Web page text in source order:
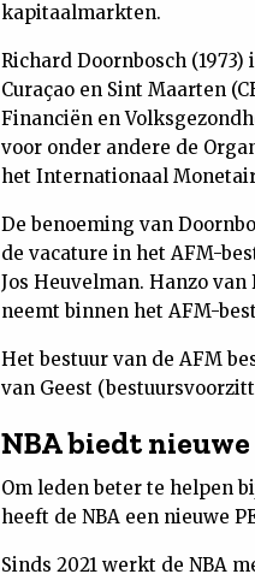
kapitaalmarkten.
Richard Doornbosch
Curaçao en Sint Maarten
Financiën en
voor onder andere de
het Internationaal
De benoeming van
de vacature in het AFM-
Jos Heuvelman. Hanzo
neemt binnen het AFM-
Het bestuur van de AFM
van Geest
NBA biedt
Om leden beter te helpen
heeft de NBA een nieuwe
Sinds 2021 werkt de NBA